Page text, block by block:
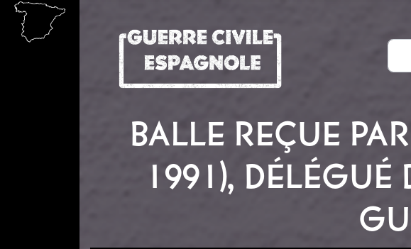
Aller au contenu principal
BALLE REÇUE
1991),